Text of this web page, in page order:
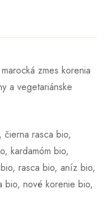
zmes korenia
a vegetariánske
čierna rasca bio,
kardamóm bio,
rasca bio, aníz bio,
bio, nové korenie bio,